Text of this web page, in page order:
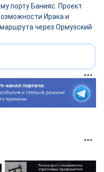
порту Банияс. Проект
Ирака и
через Ормузский